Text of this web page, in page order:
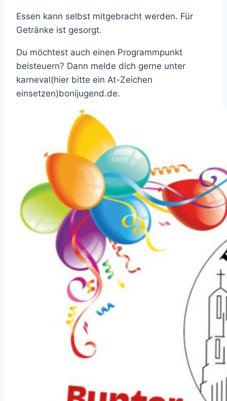
Essen kann selbst mitgebracht werden. Für
Getränke ist gesorgt.
Du möchtest auch einen Programmpunkt
beisteuern? Dann melde dich gerne unter
karneval(hier bitte ein At-Zeichen
einsetzen)bonijugend.de.